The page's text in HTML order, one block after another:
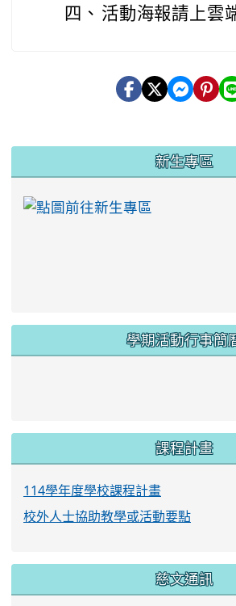
四、 活動海報請上雲
新生專區
學期活動行事簡
課程計畫
114學年度學校課程計畫
校外人士協助教學或活動要點
慈文通訊